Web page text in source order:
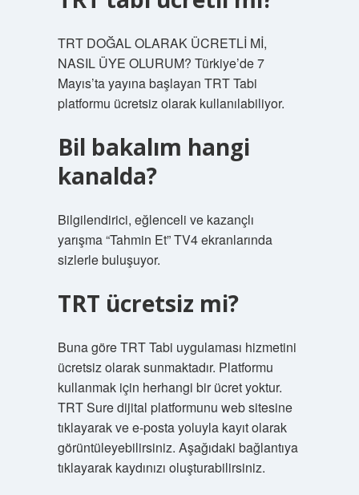
TRT DOĞAL OLARAK ÜCRETLİ Mİ,
NASIL ÜYE OLURUM? Türkiye’de 7
Mayıs’ta yayına başlayan TRT Tabi
platformu ücretsiz olarak kullanılabiliyor.
Bil bakalım hangi
kanalda?
Bilgilendirici, eğlenceli ve kazançlı
yarışma “Tahmin Et” TV4 ekranlarında
sizlerle buluşuyor.
TRT ücretsiz mi?
Buna göre TRT Tabi uygulaması hizmetini
ücretsiz olarak sunmaktadır. Platformu
kullanmak için herhangi bir ücret yoktur.
TRT Sure dijital platformunu web sitesine
tıklayarak ve e-posta yoluyla kayıt olarak
görüntüleyebilirsiniz. Aşağıdaki bağlantıya
tıklayarak kaydınızı oluşturabilirsiniz.